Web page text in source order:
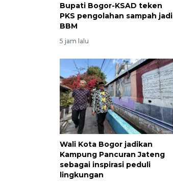
Bupati Bogor-KSAD teken
PKS pengolahan sampah jadi
BBM
5 jam lalu
Wali Kota Bogor jadikan
Kampung Pancuran Jateng
sebagai inspirasi peduli
lingkungan